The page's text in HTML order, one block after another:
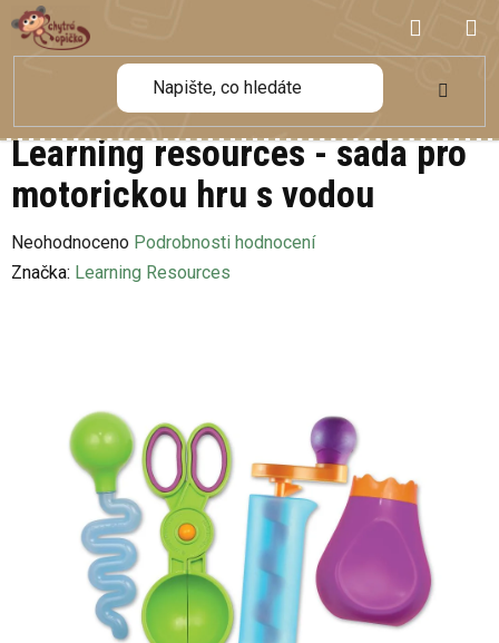
Přejít
na
obsah
KOŠÍK
Learning resources - sada pro
motorickou hru s vodou
Průměrné
hodnocení
hvězdiček.
Neohodnoceno Podrobnosti hodnocení
Značka: Learning Resources